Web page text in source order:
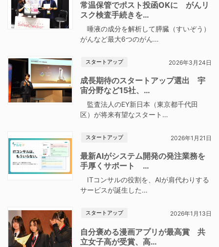
常温保管でポスト投函OKに がんリ
スク検査手続きを…
唾液の成分を解析して膵臓（すいぞう）
がんなど最大6つのがん…
スタートアップ 2026年3月24日
成長期待のスタートアップ選出 宇
宙分野など15社、…
監査法人のEY新日本（東京都千代田
区）が将来有望なスタート…
スタートアップ 2026年1月21日
最新AIがシステム開発の発注業務を
手厚くサポート …
ITコンサルの役割を、AIが肩代わりする
サービスが誕生した…
スタートアップ 2026年1月13日
自分褒める漫画アプリが最高賞 共
立女子高が受賞、高…